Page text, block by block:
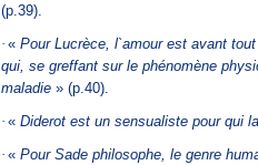
(p.39).
· « Pour Lucrèce, l`amour est avant
qui, se greffant sur le phénomène
maladie » (p.40).
· « Diderot est un sensualiste pour qui
· « Pour Sade philosophe, le genre